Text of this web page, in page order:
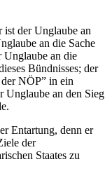
ist der Unglaube an
an die Sache
Unglaube an die
Bündnisses; der
NÖP” in ein
Unglaube an den Sieg
Entartung, denn er
der
Staates zu